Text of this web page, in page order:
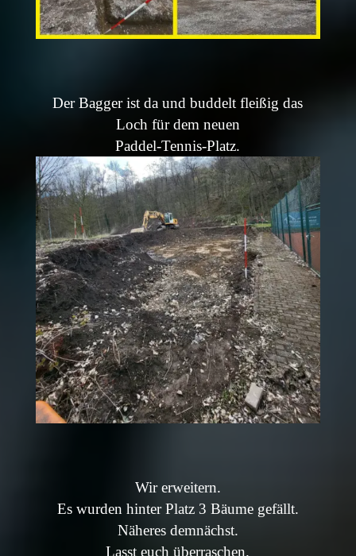
Der Bagger ist da und buddelt fleißig das
Loch für dem neuen
Paddel-Tennis-Platz.
Wir erweitern.
Es wurden hinter Platz 3 Bäume gefällt.
Näheres demnächst.
Lasst euch überraschen.